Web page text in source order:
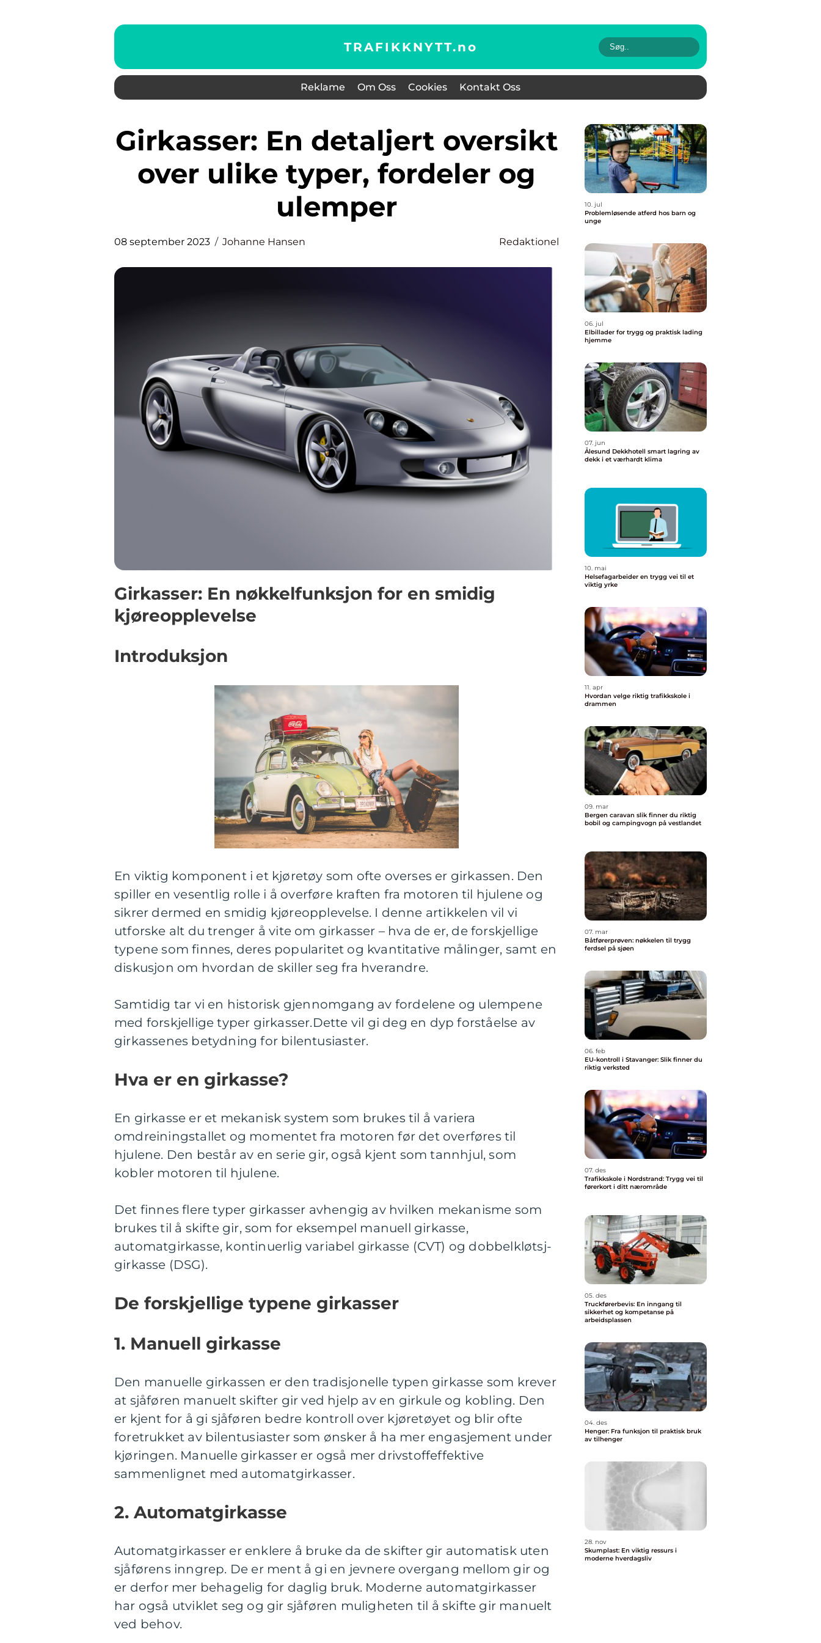
TRAFIKKNYTT.no
Reklame Om Oss Cookies Kontakt Oss
Girkasser: En detaljert oversikt
over ulike typer, fordeler og
ulemper
08 september 2023 Johanne Hansen Redaktionel
Girkasser: En nøkkelfunksjon for en smidig
kjøreopplevelse
Introduksjon
En viktig komponent i et kjøretøy som ofte overses er girkassen. Den
spiller en vesentlig rolle i å overføre kraften fra motoren til hjulene og
sikrer dermed en smidig kjøreopplevelse. I denne artikkelen vil vi
utforske alt du trenger å vite om girkasser – hva de er, de forskjellige
typene som finnes, deres popularitet og kvantitative målinger, samt en
diskusjon om hvordan de skiller seg fra hverandre.
Samtidig tar vi en historisk gjennomgang av fordelene og ulempene
med forskjellige typer girkasser.Dette vil gi deg en dyp forståelse av
girkassenes betydning for bilentusiaster.
Hva er en girkasse?
En girkasse er et mekanisk system som brukes til å variera
omdreiningstallet og momentet fra motoren før det overføres til
hjulene. Den består av en serie gir, også kjent som tannhjul, som
kobler motoren til hjulene.
Det finnes flere typer girkasser avhengig av hvilken mekanisme som
brukes til å skifte gir, som for eksempel manuell girkasse,
automatgirkasse, kontinuerlig variabel girkasse (CVT) og dobbelkløtsj-
girkasse (DSG).
De forskjellige typene girkasser
1. Manuell girkasse
Den manuelle girkassen er den tradisjonelle typen girkasse som krever
at sjåføren manuelt skifter gir ved hjelp av en girkule og kobling. Den
er kjent for å gi sjåføren bedre kontroll over kjøretøyet og blir ofte
foretrukket av bilentusiaster som ønsker å ha mer engasjement under
kjøringen. Manuelle girkasser er også mer drivstoffeffektive
sammenlignet med automatgirkasser.
2. Automatgirkasse
Automatgirkasser er enklere å bruke da de skifter gir automatisk uten
sjåførens inngrep. De er ment å gi en jevnere overgang mellom gir og
er derfor mer behagelig for daglig bruk. Moderne automatgirkasser
har også utviklet seg og gir sjåføren muligheten til å skifte gir manuelt
ved behov.
10. jul
Problemløsende atferd hos barn og
unge
06. jul
Elbillader for trygg og praktisk lading
hjemme
07. jun
Ålesund Dekkhotell smart lagring av
dekk i et værhardt klima
10. mai
Helsefagarbeider en trygg vei til et
viktig yrke
11. apr
Hvordan velge riktig trafikkskole i
drammen
09. mar
Bergen caravan slik finner du riktig
bobil og campingvogn på vestlandet
07. mar
Båtførerprøven: nøkkelen til trygg
ferdsel på sjøen
06. feb
EU-kontroll i Stavanger: Slik finner du
riktig verksted
07. des
Trafikkskole i Nordstrand: Trygg vei til
førerkort i ditt nærområde
05. des
Truckførerbevis: En inngang til
sikkerhet og kompetanse på
arbeidsplassen
04. des
Henger: Fra funksjon til praktisk bruk
av tilhenger
28. nov
Skumplast: En viktig ressurs i
moderne hverdagsliv